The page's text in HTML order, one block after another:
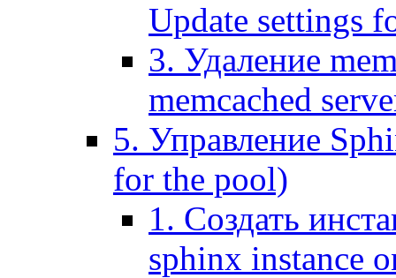
Update settings
3. Удаление
memcached
5. Управление
for the pool)
1. Создать
sphinx instance